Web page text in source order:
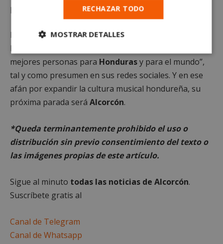
para acoger este acto.
La Sinfónica de Victoriano López
lejano 1945 formando “músicos profesionales y
mejores personas para Hondurasy para el mundo”,
tal y como presumen en sus redes sociales. Y en ese
afán por expandir la cultura musical hondureña, su
próxima parada será Alcorcón.
*Queda terminantemente prohibido el uso o
distribución sin previo consentimiento del texto o
las imágenes propias de este artículo.
Sigue al minuto todas las noticias de Alcorcón.
Suscríbete gratis al
Canal de Telegram
Canal de Whatsapp
RECHAZAR TODO
MOSTRAR DETALLES
Cookies
estrictamente
Cookies de
rendimiento
Cookies no clasificadas
Cookies estrictamente necesarias
Cookies de rendimiento